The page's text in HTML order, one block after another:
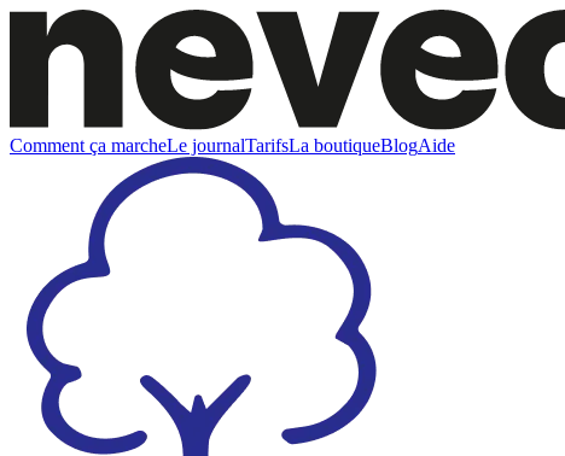
Comment ça marcheLe journalTarifsLa boutiqueBlogAide